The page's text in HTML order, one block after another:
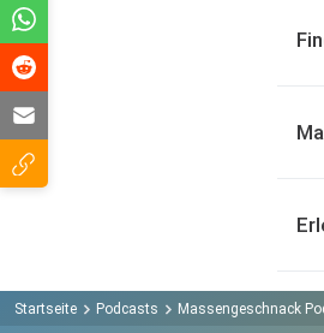
Startseite Podcasts Massengeschnack